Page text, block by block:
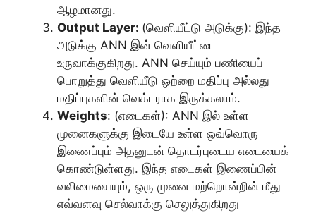
ஆழமானது.
Output Layer: (வெளியீட்டு அடுக்கு): இந்த
அடுக்கு ANN இன் வெளியீட்டை
உருவாக்குகிறது. ANN செய்யும் பணியைப்
பொறுத்து வெளியீடு ஒற்றை மதிப்பு அல்லது
மதிப்புகளின் வெக்டராக இருக்கலாம்.
Weights: (எடைகள்): ANN இல் உள்ள
முனைகளுக்கு இடையே உள்ள ஒவ்வொரு
இணைப்பும் அதனுடன் தொடர்புடைய எடையைக்
கொண்டுள்ளது. இந்த எடைகள் இணைப்பின்
வலிமையையும், ஒரு முனை மற்றொன்றின் மீது
எவ்வளவு செல்வாக்கு செலுத்துகிறது